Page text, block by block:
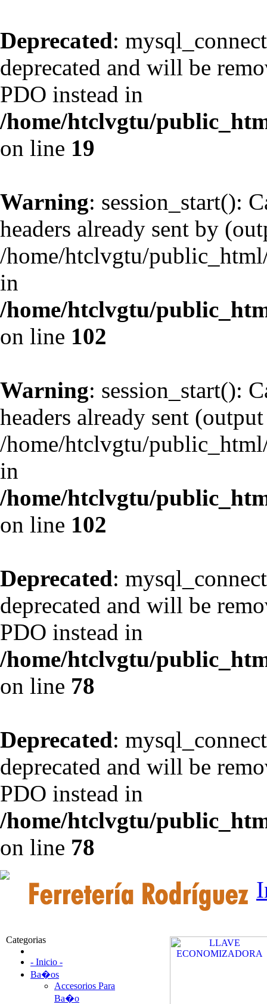
Deprecated:
deprecated and will be
PDO instead in
/home/htclvgtu/
on line 19
Warning: session_start():
headers already sent by
/home/htclvgtu/
in
/home/htclvgtu/
on line 102
Warning: session_start():
headers already sent
/home/htclvgtu/
in
/home/htclvgtu/
on line 102
Deprecated:
deprecated and will be
PDO instead in
/home/htclvgtu/
on line 78
Deprecated:
deprecated and will be
PDO instead in
/home/htclvgtu/
on line 78
Categorias
- Inicio -
Ba�os
Accesorios Para
Ba�o